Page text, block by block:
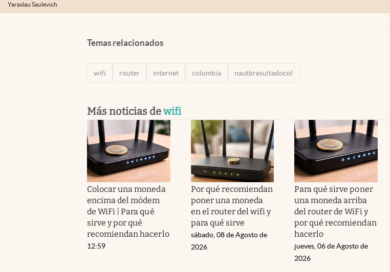
Yaraslau Saulevich
Temas relacionados
wifi router internet colombia nautbresultadocol
Más noticias dewifi
Colocar una moneda
encima del módem
de WiFi | Para qué
sirve y por qué
recomiendan hacerlo
12:59
Por qué recomiendan
poner una moneda
en el router del wifi y
para qué sirve
sábado, 08 de Agosto de
2026
Para qué sirve poner
una moneda arriba
del router de WiFi y
por qué recomiendan
hacerlo
jueves, 06 de Agosto de
2026